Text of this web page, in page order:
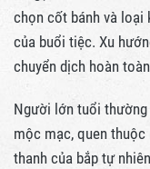
chọn cốt bánh và loại
của buổi tiệc. Xu
chuyển dịch hoàn
Người lớn tuổi
mộc mạc, quen
thanh của bắp tự